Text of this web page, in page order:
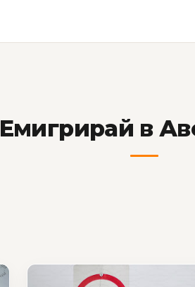
Емигрирай в